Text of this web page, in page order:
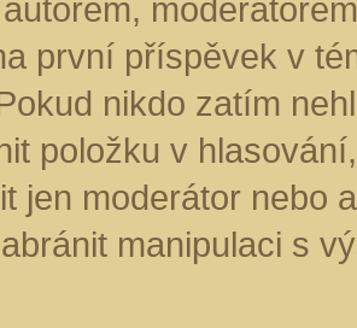
první příspěvek v
nikdo zatím
položku v
jen moderátor nebo
manipulaci s